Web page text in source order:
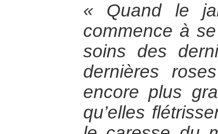
« Quand le
commence à
soins des
dernières
encore plus
qu’elles